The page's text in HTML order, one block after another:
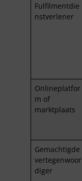
Fulfilmentdie
nstverlener
Onlineplatfor
m of
marktplaats
Gemachtigde
vertegenwoor
diger